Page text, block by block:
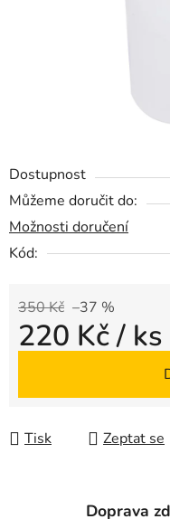
Dostupnost
Můžeme doručit do:
Možnosti doručení
Kód:
350 Kč –37 %
220 Kč/ ks
Tisk Zeptat se
Doprava